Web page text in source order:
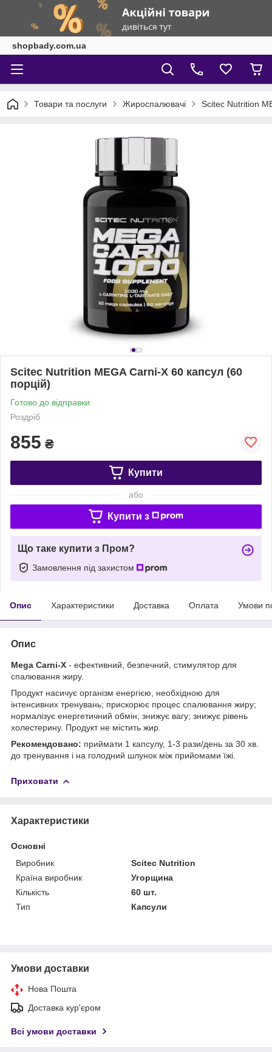
shopbady.com.ua
Товари та послуги Жироспалювачі Scitec Nutrition
Scitec Nutrition MEGA Carni-X 60 капсул (60
порцій)
Готово до відправки
Роздріб
855 ₴
Купити
або
Купити з
Що таке купити з Пром?
Замовлення під захистом
Опис Характеристики Доставка Оплата Умови
Опис
Mega Carni-X - ефективний, безпечний, стимулятор для
спалювання жиру.
Продукт насичує організм енергією, необхідною для
інтенсивних тренувань; прискорює процес спалювання жиру;
нормалізує енергетичний обмін; знижує вагу; знижує рівень
холестерину. Продукт не містить жир.
Рекомендовано: приймати 1 капсулу, 1-3 рази/день за 30 хв.
до тренування і на голодний шлунок між прийомами їжі.
Приховати
Характеристики
Основні
Виробник
Scitec Nutrition
Країна виробник
Угорщина
Кількість
60 шт.
Тип
Капсули
Умови доставки
Нова Пошта
Доставка кур'єром
Всі умови доставки